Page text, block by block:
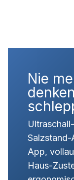
Nie
Salzstand-
App,
Haus-